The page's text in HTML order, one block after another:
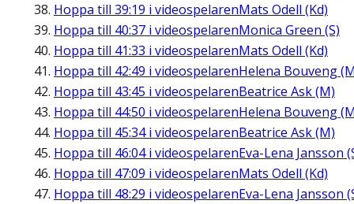
Hoppa till 39:19 i videospelarenMats Odell (Kd)
Hoppa till 40:37 i videospelarenMonica Green (S)
Hoppa till 41:33 i videospelarenMats Odell (Kd)
Hoppa till 42:49 i videospelarenHelena Bouveng
Hoppa till 43:45 i videospelarenBeatrice Ask (M)
Hoppa till 44:50 i videospelarenHelena Bouveng
Hoppa till 45:34i videospelarenBeatrice Ask (M)
Hoppa till 46:04i videospelarenEva-Lena Jansson
Hoppa till 47:09 i videospelarenMats Odell (Kd)
Hoppa till 48:29 i videospelarenEva-Lena Jansson